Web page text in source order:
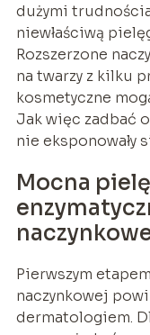
dużymi
niewłaściwą
Rozszerzone
na twarzy z kilku
kosmetyczne
Jak więc zadbać
nie eksponowały
Mocna
Pierwszym
naczynkowej
dermatologiem.